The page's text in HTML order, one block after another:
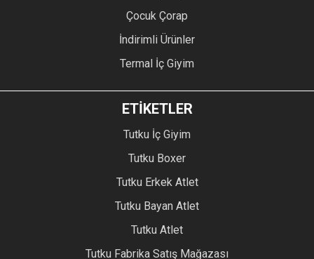
Çocuk Çorap
İndirimli Ürünler
Termal İç Giyim
ETİKETLER
Tutku İç Giyim
Tutku Boxer
Tutku Erkek Atlet
Tutku Bayan Atlet
Tutku Atlet
Tutku Fabrika Satış Mağazası